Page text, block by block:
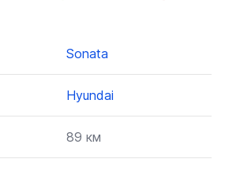
Sonata
Hyundai
89 км